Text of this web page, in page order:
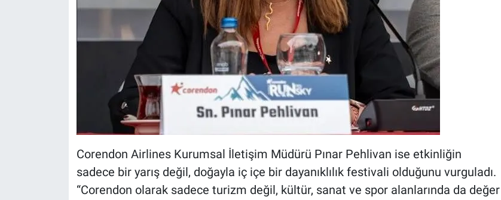
Corendon Airlines Kurumsal İletişim Müdürü Pınar Pehlivan ise etkinliğin
sadece bir yarış değil, doğayla iç içe bir dayanıklılık festivali olduğunu vurguladı.
“Corendon olarak sadece turizm değil, kültür, sanat ve spor alanlarında da değer